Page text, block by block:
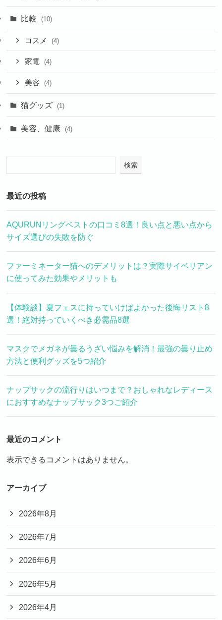
比較 (10)
コスメ (4)
家電 (4)
美容 (4)
猫グッズ (1)
美容、健康 (4)
検索
最近の投稿
AQURUNリングベストの口コミ8選！良い点と悪い点から
サイズ選びの失敗を防ぐ
ファーミネーター猫へのデメリットは？実際サイベリアン
に使ってみた効果やメリットも
【体験談】夏フェスに持っていけばよかった後悔リスト8
選！絶対持っていくべき必需品8選
マスクでメガネが曇るうざい悩みを解消！最強の曇り止め
方法と便利グッズを5つ紹介
ナップサックの流行りはいつまで？おしゃれなレディース
におすすめなナップサック3つご紹介
最近のコメント
表示できるコメントはありません。
アーカイブ
2026年8月
2026年7月
2026年6月
2026年5月
2026年4月